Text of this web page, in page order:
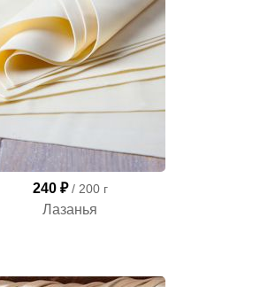
240 ₽ / 200 г
Лазанья